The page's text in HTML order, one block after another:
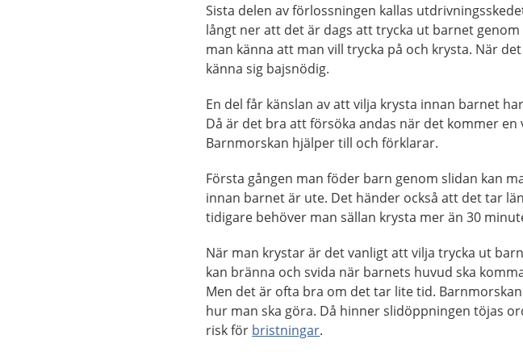
Sista delen av förlossningen kallas
långt ner att det är dags att trycka ut barnet
man känna att man vill trycka på och krysta. När
känna sig bajsnödig.
En del får känslan av att vilja krysta innan barnet
Då är det bra att försöka andas när det kommer en
Barnmorskan hjälper till och förklarar.
Första gången man föder barn genom slidan kan
innan barnet är ute. Det händer också att det tar
tidigare behöver man sällan krysta mer än 30
När man krystar är det vanligt att vilja trycka ut
kan bränna och svida när barnets huvud ska
Men det är ofta bra om det tar lite tid.
hur man ska göra. Då hinner slidöppningen töjas
risk för bristningar.